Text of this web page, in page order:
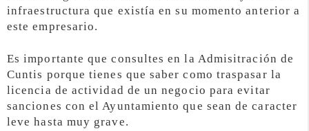
infraestructura que existía en su momento anterior a
este empresario.
Es importante que consultes en la Admisitración de
Cuntis porque tienes que saber como traspasar la
licencia de actividad de un negocio para evitar
sanciones con el Ayuntamiento que sean de caracter
leve hasta muy grave.